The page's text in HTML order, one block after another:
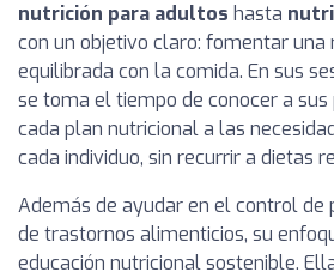
nutrición para adultos hasta
con un objetivo claro: fomentar
equilibrada con la comida. En sus
se toma el tiempo de conocer a
cada plan nutricional a las
cada individuo, sin recurrir a dietas
Además de ayudar en el control de
de trastornos alimenticios, su
educación nutricional sostenible.